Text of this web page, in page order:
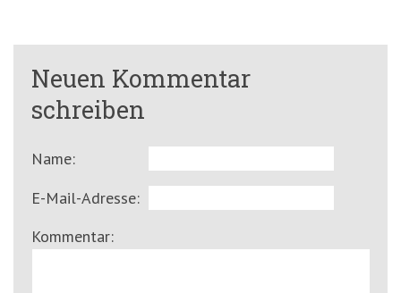
Neuen Kommentar
schreiben
Name:
E-Mail-Adresse:
Kommentar: